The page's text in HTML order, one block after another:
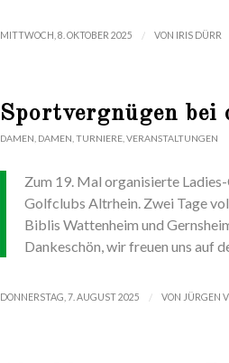
MITTWOCH, 8. OKTOBER 2025 / VON IRIS DÜRR
Sportvergnügen bei
DAMEN DAMEN ,TURNIERE ,VERANSTALTUNGEN
Zum 19. Mal organisierte
Golfclubs Altrhein. Zwei Tage
Biblis Wattenheim und
Dankeschön, wir freuen uns auf
DONNERSTAG, 7. AUGUST 2025 / VON JÜRGEN